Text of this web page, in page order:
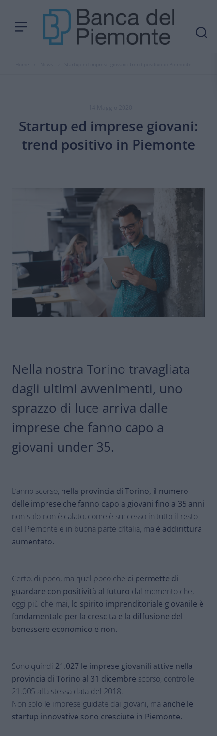
Startup ed imprese giovani:
trend positivo in Piemonte
Nella nostra Torino travagliata
dagli ultimi avvenimenti, uno
sprazzo di luce arriva dalle
imprese che fanno capo a
giovani under 35.
L’anno scorso, nella provincia di Torino, il numero
delle imprese che fanno capo a giovani fino a 35 anni
non solo non è calato, come è successo in tutto il resto
del Piemonte e in buona parte d’Italia, ma è addirittura
aumentato.
Certo, di poco, ma quel poco che ci permette di
guardare con positività al futuro dal momento che,
oggi più che mai, lo spirito imprenditoriale giovanile è
fondamentale per la crescita e la diffusione del
benessere economico e non.
Sono quindi 21.027 le imprese giovanili attive nella
provincia di Torino al 31 dicembre scorso, contro le
21.005 alla stessa data del 2018.
Non solo le imprese guidate dai giovani, ma anche le
startup innovative sono cresciute in Piemonte.